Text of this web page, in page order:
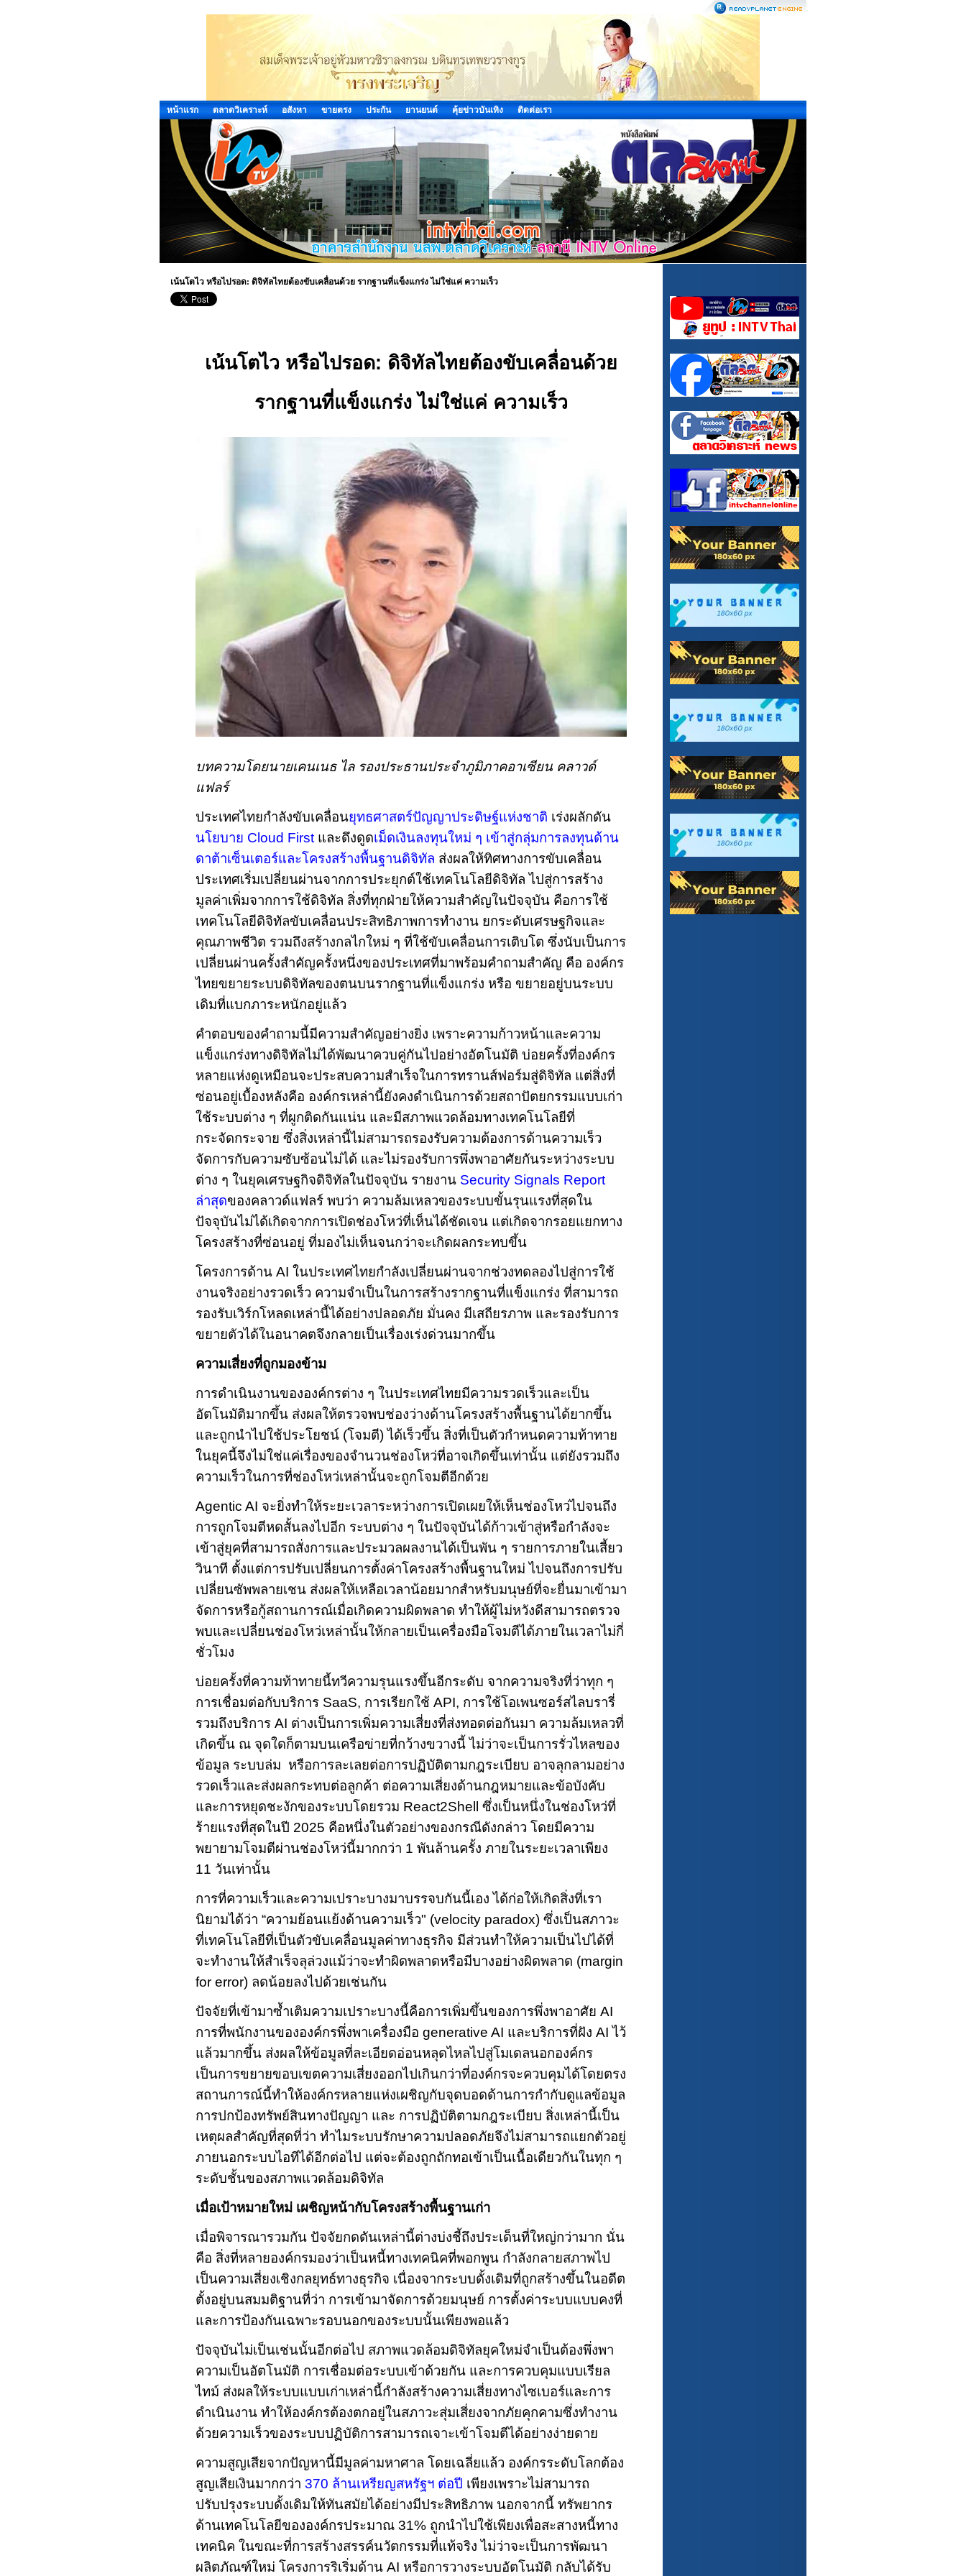
หน้าแรก ตลาดวิเคราะห์ อสังหา ขายตรง ประกัน ยานยนต์ คุ้ยข่าวบันเทิง ติดต่อเรา
เน้นโตไว หรือไปรอด: ดิจิทัลไทยต้องขับเคลื่อนด้วย รากฐานที่แข็งแกร่ง ไม่ใช่แค่ ความเร็ว
เน้นโตไว หรือไปรอด: ดิจิทัลไทยต้องขับเคลื่อนด้วย
รากฐานที่แข็งแกร่ง ไม่ใช่แค่ ความเร็ว
บทความโดยนายเคนเนธ ไล รองประธานประจำภูมิภาคอาเซียน คลาวด์
แฟลร์
ประเทศไทยกำลังขับเคลื่อนยุทธศาสตร์ปัญญาประดิษฐ์แห่งชาติ เร่งผลักดัน
นโยบาย Cloud First และดึงดูดเม็ดเงินลงทุนใหม่ ๆ เข้าสู่กลุ่มการลงทุนด้าน
ดาต้าเซ็นเตอร์และโครงสร้างพื้นฐานดิจิทัล ส่งผลให้ทิศทางการขับเคลื่อน
ประเทศเริ่มเปลี่ยนผ่านจากการประยุกต์ใช้เทคโนโลยีดิจิทัล ไปสู่การสร้าง
มูลค่าเพิ่มจากการใช้ดิจิทัล สิ่งที่ทุกฝ่ายให้ความสำคัญในปัจจุบัน คือการใช้
เทคโนโลยีดิจิทัลขับเคลื่อนประสิทธิภาพการทำงาน ยกระดับเศรษฐกิจและ
คุณภาพชีวิต รวมถึงสร้างกลไกใหม่ ๆ ที่ใช้ขับเคลื่อนการเติบโต ซึ่งนับเป็นการ
เปลี่ยนผ่านครั้งสำคัญครั้งหนึ่งของประเทศที่มาพร้อมคำถามสำคัญ คือ องค์กร
ไทยขยายระบบดิจิทัลของตนบนรากฐานที่แข็งแกร่ง หรือ ขยายอยู่บนระบบ
เดิมที่แบกภาระหนักอยู่แล้ว
คำตอบของคำถามนี้มีความสำคัญอย่างยิ่ง เพราะความก้าวหน้าและความ
แข็งแกร่งทางดิจิทัลไม่ได้พัฒนาควบคู่กันไปอย่างอัตโนมัติ บ่อยครั้งที่องค์กร
หลายแห่งดูเหมือนจะประสบความสำเร็จในการทรานส์ฟอร์มสู่ดิจิทัล แต่สิ่งที่
ซ่อนอยู่เบื้องหลังคือ องค์กรเหล่านี้ยังคงดำเนินการด้วยสถาปัตยกรรมแบบเก่า
ใช้ระบบต่าง ๆ ที่ผูกติดกันแน่น และมีสภาพแวดล้อมทางเทคโนโลยีที่
กระจัดกระจาย ซึ่งสิ่งเหล่านี้ไม่สามารถรองรับความต้องการด้านความเร็ว
จัดการกับความซับซ้อนไม่ได้ และไม่รองรับการพึ่งพาอาศัยกันระหว่างระบบ
ต่าง ๆ ในยุคเศรษฐกิจดิจิทัลในปัจจุบัน รายงาน Security Signals Report
ล่าสุดของคลาวด์แฟลร์ พบว่า ความล้มเหลวของระบบขั้นรุนแรงที่สุดใน
ปัจจุบันไม่ได้เกิดจากการเปิดช่องโหว่ที่เห็นได้ชัดเจน แต่เกิดจากรอยแยกทาง
โครงสร้างที่ซ่อนอยู่ ที่มองไม่เห็นจนกว่าจะเกิดผลกระทบขึ้น
โครงการด้าน AI ในประเทศไทยกำลังเปลี่ยนผ่านจากช่วงทดลองไปสู่การใช้
งานจริงอย่างรวดเร็ว ความจำเป็นในการสร้างรากฐานที่แข็งแกร่ง ที่สามารถ
รองรับเวิร์กโหลดเหล่านี้ได้อย่างปลอดภัย มั่นคง มีเสถียรภาพ และรองรับการ
ขยายตัวได้ในอนาคตจึงกลายเป็นเรื่องเร่งด่วนมากขึ้น
ความเสี่ยงที่ถูกมองข้าม
การดำเนินงานขององค์กรต่าง ๆ ในประเทศไทยมีความรวดเร็วและเป็น
อัตโนมัติมากขึ้น ส่งผลให้ตรวจพบช่องว่างด้านโครงสร้างพื้นฐานได้ยากขึ้น
และถูกนำไปใช้ประโยชน์ (โจมตี) ได้เร็วขึ้น สิ่งที่เป็นตัวกำหนดความท้าทาย
ในยุคนี้จึงไม่ใช่แค่เรื่องของจำนวนช่องโหว่ที่อาจเกิดขึ้นเท่านั้น แต่ยังรวมถึง
ความเร็วในการที่ช่องโหว่เหล่านั้นจะถูกโจมตีอีกด้วย
Agentic AI จะยิ่งทำให้ระยะเวลาระหว่างการเปิดเผยให้เห็นช่องโหว่ไปจนถึง
การถูกโจมตีหดสั้นลงไปอีก ระบบต่าง ๆ ในปัจจุบันได้ก้าวเข้าสู่หรือกำลังจะ
เข้าสู่ยุคที่สามารถสั่งการและประมวลผลงานได้เป็นพัน ๆ รายการภายในเสี้ยว
วินาที ตั้งแต่การปรับเปลี่ยนการตั้งค่าโครงสร้างพื้นฐานใหม่ ไปจนถึงการปรับ
เปลี่ยนซัพพลายเชน ส่งผลให้เหลือเวลาน้อยมากสำหรับมนุษย์ที่จะยื่นมาเข้ามา
จัดการหรือกู้สถานการณ์เมื่อเกิดความผิดพลาด ทำให้ผู้ไม่หวังดีสามารถตรวจ
พบและเปลี่ยนช่องโหว่เหล่านั้นให้กลายเป็นเครื่องมือโจมตีได้ภายในเวลาไม่กี่
ชั่วโมง
บ่อยครั้งที่ความท้าทายนี้ทวีความรุนแรงขึ้นอีกระดับ จากความจริงที่ว่าทุก ๆ
การเชื่อมต่อกับบริการ SaaS, การเรียกใช้ API, การใช้โอเพนซอร์สไลบรารี่
รวมถึงบริการ AI ต่างเป็นการเพิ่มความเสี่ยงที่ส่งทอดต่อกันมา ความล้มเหลวที่
เกิดขึ้น ณ จุดใดก็ตามบนเครือข่ายที่กว้างขวางนี้ ไม่ว่าจะเป็นการรั่วไหลของ
ข้อมูล ระบบล่ม หรือการละเลยต่อการปฏิบัติตามกฎระเบียบ อาจลุกลามอย่าง
รวดเร็วและส่งผลกระทบต่อลูกค้า ต่อความเสี่ยงด้านกฎหมายและข้อบังคับ
และการหยุดชะงักของระบบโดยรวม React2Shell ซึ่งเป็นหนึ่งในช่องโหว่ที่
ร้ายแรงที่สุดในปี 2025 คือหนึ่งในตัวอย่างของกรณีดังกล่าว โดยมีความ
พยายามโจมตีผ่านช่องโหว่นี้มากกว่า 1 พันล้านครั้ง ภายในระยะเวลาเพียง
11 วันเท่านั้น
การที่ความเร็วและความเปราะบางมาบรรจบกันนี้เอง ได้ก่อให้เกิดสิ่งที่เรา
นิยามได้ว่า “ความย้อนแย้งด้านความเร็ว" (velocity paradox) ซึ่งเป็นสภาวะ
ที่เทคโนโลยีที่เป็นตัวขับเคลื่อนมูลค่าทางธุรกิจ มีส่วนทำให้ความเป็นไปได้ที่
จะทำงานให้สำเร็จลุล่วงแม้ว่าจะทำผิดพลาดหรือมีบางอย่างผิดพลาด (margin
for error) ลดน้อยลงไปด้วยเช่นกัน
ปัจจัยที่เข้ามาซ้ำเติมความเปราะบางนี้คือการเพิ่มขึ้นของการพึ่งพาอาศัย AI
การที่พนักงานขององค์กรพึ่งพาเครื่องมือ generative AI และบริการที่ฝัง AIไว้
แล้วมากขึ้น ส่งผลให้ข้อมูลที่ละเอียดอ่อนหลุดไหลไปสู่โมเดลนอกองค์กร
เป็นการขยายขอบเขตความเสี่ยงออกไปเกินกว่าที่องค์กรจะควบคุมได้โดยตรง
สถานการณ์นี้ทำให้องค์กรหลายแห่งเผชิญกับจุดบอดด้านการกำกับดูแลข้อมูล
การปกป้องทรัพย์สินทางปัญญา และ การปฏิบัติตามกฎระเบียบ สิ่งเหล่านี้เป็น
เหตุผลสำคัญที่สุดที่ว่า ทำไมระบบรักษาความปลอดภัยจึงไม่สามารถแยกตัวอยู่
ภายนอกระบบไอทีได้อีกต่อไป แต่จะต้องถูกถักทอเข้าเป็นเนื้อเดียวกันในทุก ๆ
ระดับชั้นของสภาพแวดล้อมดิจิทัล
เมื่อเป้าหมายใหม่ เผชิญหน้ากับโครงสร้างพื้นฐานเก่า
เมื่อพิจารณารวมกัน ปัจจัยกดดันเหล่านี้ต่างบ่งชี้ถึงประเด็นที่ใหญ่กว่ามาก นั่น
คือ สิ่งที่หลายองค์กรมองว่าเป็นหนี้ทางเทคนิคที่พอกพูน กำลังกลายสภาพไป
เป็นความเสี่ยงเชิงกลยุทธ์ทางธุรกิจ เนื่องจากระบบดั้งเดิมที่ถูกสร้างขึ้นในอดีต
ตั้งอยู่บนสมมติฐานที่ว่า การเข้ามาจัดการด้วยมนุษย์ การตั้งค่าระบบแบบคงที่
และการป้องกันเฉพาะรอบนอกของระบบนั้นเพียงพอแล้ว
ปัจจุบันไม่เป็นเช่นนั้นอีกต่อไป สภาพแวดล้อมดิจิทัลยุคใหม่จำเป็นต้องพึ่งพา
ความเป็นอัตโนมัติ การเชื่อมต่อระบบเข้าด้วยกัน และการควบคุมแบบเรียล
ไทม์ ส่งผลให้ระบบแบบเก่าเหล่านี้กำลังสร้างความเสี่ยงทางไซเบอร์และการ
ดำเนินงาน ทำให้องค์กรต้องตกอยู่ในสภาวะสุ่มเสี่ยงจากภัยคุกคามซึ่งทำงาน
ด้วยความเร็วของระบบปฏิบัติการสามารถเจาะเข้าโจมตีได้อย่างง่ายดาย
ความสูญเสียจากปัญหานี้มีมูลค่ามหาศาล โดยเฉลี่ยแล้ว องค์กรระดับโลกต้อง
สูญเสียเงินมากกว่า 370 ล้านเหรียญสหรัฐฯ ต่อปี เพียงเพราะไม่สามารถ
ปรับปรุงระบบดั้งเดิมให้ทันสมัยได้อย่างมีประสิทธิภาพ นอกจากนี้ ทรัพยากร
ด้านเทคโนโลยีขององค์กรประมาณ 31% ถูกนำไปใช้เพียงเพื่อสะสางหนี้ทาง
เทคนิค ในขณะที่การสร้างสรรค์นวัตกรรมที่แท้จริง ไม่ว่าจะเป็นการพัฒนา
ผลิตภัณฑ์ใหม่ โครงการริเริ่มด้าน AI หรือการวางระบบอัตโนมัติ กลับได้รับ